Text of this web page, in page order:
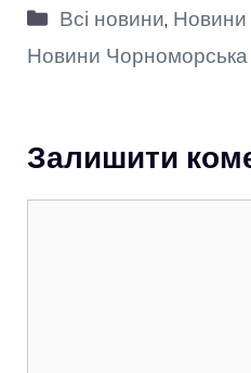
Категорії
Всі новини, Новини
Новини Чорноморська
Залишити